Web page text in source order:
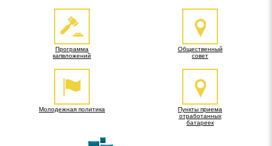
Программа
капвложений
Общественный
совет
Молодежная политика
Пункты приема
отработанных
батареек